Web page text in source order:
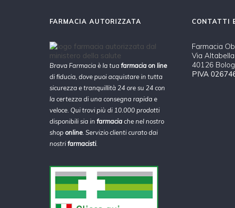
FARMACIA AUTORIZZATA
Brava Farmacia è la tua farmacia on line
di fiducia, dove puoi acquistare in tutta
sicurezza e tranquillità 24 ore su 24 con
la certezza di una consegna rapida e
veloce. Qui trovi più di 10.000 prodotti
disponibili sia in farmaciache nel nostro
shoponline . Servizio clienti curato dai
nostrifarmacisti
CONTATTI
Farmacia
Via
40126
PIVA